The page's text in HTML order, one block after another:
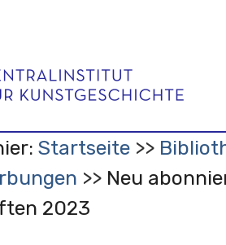
Startseite
Neu
2023